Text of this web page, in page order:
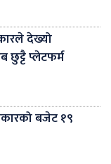
देख्यो
छुट्टै प्लेटफर्म
बजेट १९